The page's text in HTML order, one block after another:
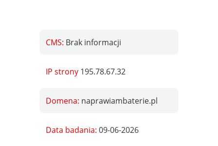
CMS: Brak informacji
IP strony 195.78.67.32
Domena: naprawiambaterie.pl
Data badania:09-06-2026